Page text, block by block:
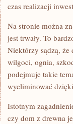
czas realizacji
Na stronie można
jest trwały. To
Niektórzy sądzą, że
wilgoci, ognia,
podejmuje takie
wyeliminować
Istotnym
czy dom z drewna